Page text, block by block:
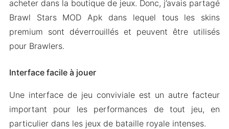
acheter dans la boutique de jeux. Donc, j’avais partagé
Brawl Stars MOD Apk dans lequel tous les skins
premium sont déverrouillés et peuvent être utilisés
pour Brawlers.
Interface facile à jouer
Une interface de jeu conviviale est un autre facteur
important pour les performances de tout jeu, en
particulier dans les jeux de bataille royale intenses.